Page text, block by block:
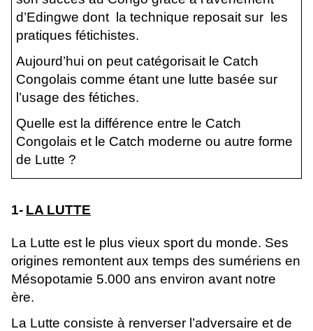
d’Edingwe dont la technique reposait sur les
pratiques fétichistes.
Aujourd’hui on peut catégorisait le Catch
Congolais comme étant une lutte basée sur
l’usage des fétiches.
Quelle est la différence entre le Catch
Congolais et le Catch moderne ou autre forme
de Lutte ?
1- LA LUTTE
La Lutte est le plus vieux sport du monde. Ses
origines remontent aux temps des sumériens en
Mésopotamie 5.000 ans environ avant notre
ère.
La Lutte consiste à renverser l’adversaire et de